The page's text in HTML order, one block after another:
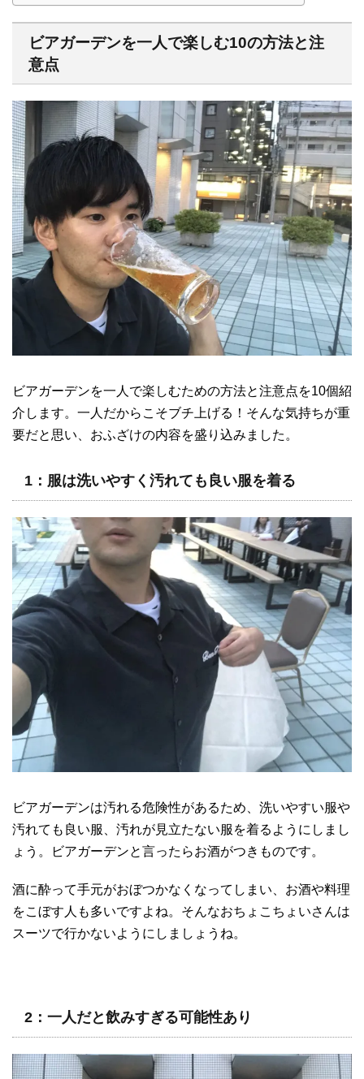
ビアガーデンを一人で楽しむ10の方法と注
意点
ビアガーデンを一人で楽しむための方法と注意点を10個紹
介します。一人だからこそブチ上げる！そんな気持ちが重
要だと思い、おふざけの内容を盛り込みました。
1：服は洗いやすく汚れても良い服を着る
ビアガーデンは汚れる危険性があるため、洗いやすい服や
汚れても良い服、汚れが見立たない服を着るようにしまし
ょう。ビアガーデンと言ったらお酒がつきものです。
酒に酔って手元がおぼつかなくなってしまい、お酒や料理
をこぼす人も多いですよね。そんなおちょこちょいさんは
スーツで行かないようにしましょうね。
2：一人だと飲みすぎる可能性あり